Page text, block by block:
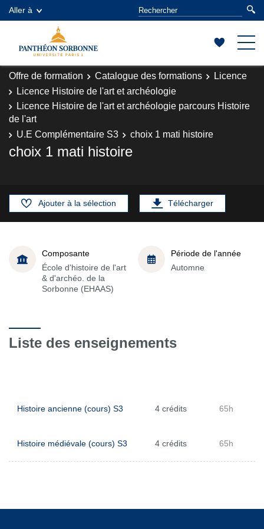
Aller à
Offre de formation Catalogue des formations
Licence
Licence Histoire de l'art et archéologie
Licence Histoire de l'art et archéologie parcours Histoire
de l'art
U.E Complémentaire S3
choix 1 mati histoire
choix 1 mati histoire
Ajouter à la sélection Télécharger
Composante
École d'histoire de l'art
& d'archéo. de la
Sorbonne (EHAAS)
Période de l'année
Automne
Liste des enseignements
Histoire ancienne (cours) S3 4 crédits 65h
Histoire médiévale (cours) S3 4 crédits 65h